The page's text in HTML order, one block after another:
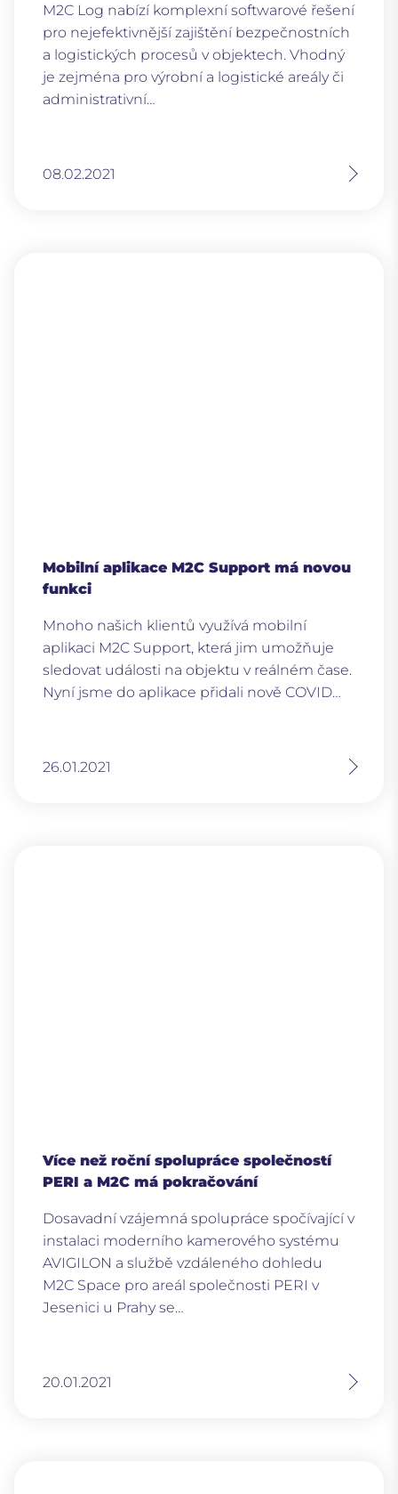
M2C Log nabízí komplexní softwarové řešení
pro nejefektivnější zajištění bezpečnostních
a logistických procesů v objektech. Vhodný
je zejména pro výrobní a logistické areály či
administrativní…
08.02.2021
Mobilní aplikace M2C Support má novou
funkci
Mnoho našich klientů využívá mobilní
aplikaci M2C Support, která jim umožňuje
sledovat události na objektu v reálném čase.
Nyní jsme do aplikace přidali nově COVID…
26.01.2021
Více než roční spolupráce společností
PERI a M2C má pokračování
Dosavadní vzájemná spolupráce spočívající v
instalaci moderního kamerového systému
AVIGILON a službě vzdáleného dohledu
M2C Space pro areál společnosti PERI v
Jesenici u Prahy se…
20.01.2021